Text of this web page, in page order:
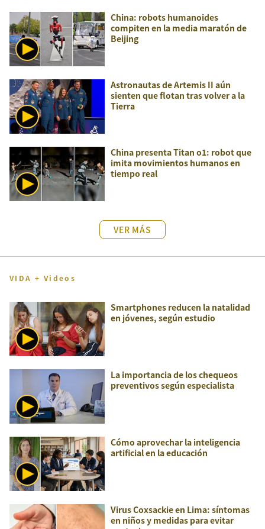
China: robots humanoides
compiten en la media maratón de
Beijing
Astronautas de Artemis II aún
sienten que flotan tras volver a la
Tierra
China presenta Titan o1: robot que
imita movimientos humanos en
tiempo real
VER MÁS
VIDA + Videos
Smartphones reducen la natalidad
en jóvenes, según estudio
La importancia de los chequeos
preventivos según especialista
Cómo aprovechar la inteligencia
artificial en la educación
Virus Coxsackie en Lima: síntomas
en niños y medidas para evitar